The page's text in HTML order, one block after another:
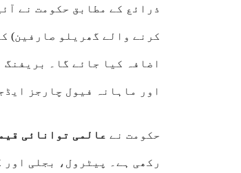
ذرائع کے مطابق حکومت نے
کرنے والے گھریلو صارفین)
اضافہ کیا جائے گا۔
اور ماہانہ فیول چارجز
حکومت نے عالمی توانائی
رکھی ہے۔ پیٹرول، بجلی اور